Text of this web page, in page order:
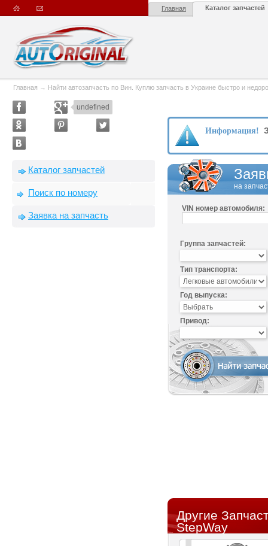
Главная Каталог запчастей
Главная → Найти автозапчасть по Вин. Куплю запчасть в Украине быстро и
undefined
Каталог запчастей
Поиск по номеру
Заявка на запчасть
Информация!
на
VIN номер автомобиля:
Группа запчастей:
Тип транспорта:
Год выпуска:
Привод:
Другие
StepWay